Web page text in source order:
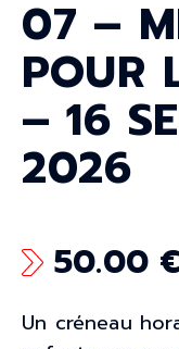
07 –
POUR
– 16
2026
50.00 €
Un créneau